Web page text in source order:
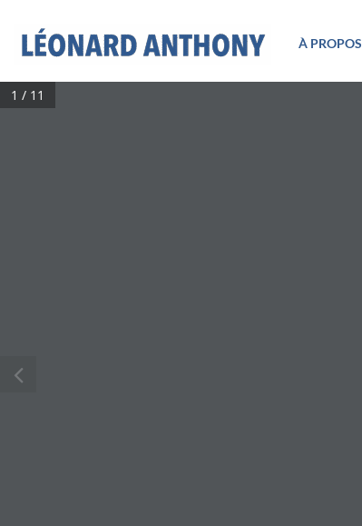
À PROPOS
1 / 11